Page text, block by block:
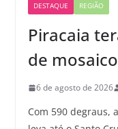
DESTAQUE REGIÃO
Piracaia
de
6 de agosto de 2026
Com 590 degraus,